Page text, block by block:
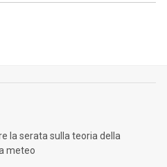
la serata sulla teoria della
meteo